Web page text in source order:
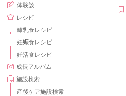
体験談
レシピ
離乳食レシピ
妊娠食レシピ
妊活食レシピ
成長アルバム
施設検索
産後ケア施設検索